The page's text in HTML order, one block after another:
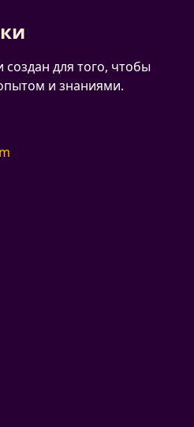
создан для того, чтобы
и знаниями.